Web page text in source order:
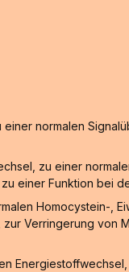
normalen
zu einer
einer Funktion bei
Homocystein-,
Verringerung von